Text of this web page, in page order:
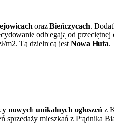
oraz Bieńczycach.
odbiegają od przeciętnej
m2. Tą dzielnicą jest Nowa Huta.
nowych unikalnych ogłoszeń z
mieszkań z Prądnika